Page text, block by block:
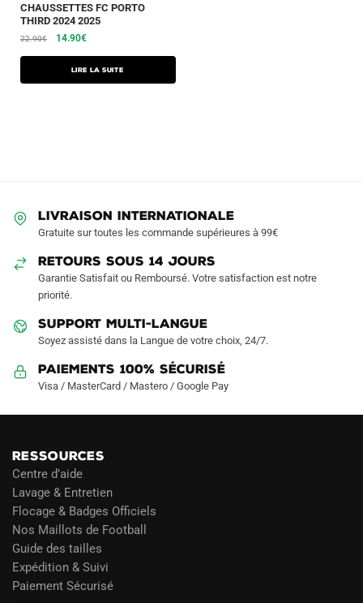
CHAUSSETTES FC PORTO
THIRD 2024 2025
22.90€ 14.90€
Lire la suite
LIVRAISON INTERNATIONALE
Gratuite sur toutes les commande supérieures à 99€
RETOURS SOUS 14 JOURS
Garantie Satisfait ou Remboursé. Votre satisfaction est notre
priorité.
SUPPORT MULTI-LANGUE
Soyez assisté dans la Langue de votre choix, 24/7.
Paiements 100% Sécurisé
Visa / MasterCard / Mastero / Google Pay
RESSOURCES
Centre d’aide
Lavage & Entretien
Flocage & Badges Officiels
Nos Maillots de Football
Guide des tailles
Expédition & Suivi
Paiement Sécurisé